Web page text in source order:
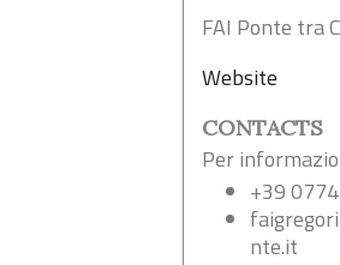
FAI Ponte tra
Website
CONTACTS
Per
+39
nte.it